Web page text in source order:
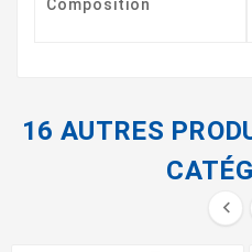
Composition
16 AUTRES
